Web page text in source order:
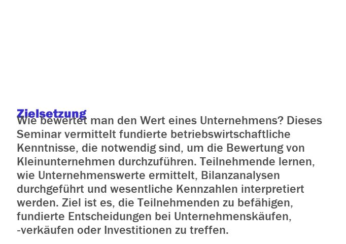
Zielsetzung
Wie bewertet man den Wert eines Unternehmens? Dieses
Seminar vermittelt fundierte betriebswirtschaftliche
Kenntnisse, die notwendig sind, um die Bewertung von
Kleinunternehmen durchzuführen. Teilnehmende lernen,
wie Unternehmenswerte ermittelt, Bilanzanalysen
durchgeführt und wesentliche Kennzahlen interpretiert
werden. Ziel ist es, die Teilnehmenden zu befähigen,
fundierte Entscheidungen bei Unternehmenskäufen,
‑verkäufen oder Investitionen zu treffen.